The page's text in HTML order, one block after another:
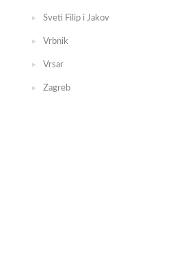
Sveti Filip i Jakov
Vrbnik
Vrsar
Zagreb